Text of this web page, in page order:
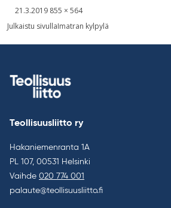
Kirjoitettu
21.3.2019 Täysikokoinen
855 × 564
Artikkelien
Julkaistu sivullaImatran kylpylä
Teollisuusliitto ry
Hakaniemenranta 1A
PL 107, 00531 Helsinki
Vaihde 020 774 001
palaute@teollisuusliitto.fi